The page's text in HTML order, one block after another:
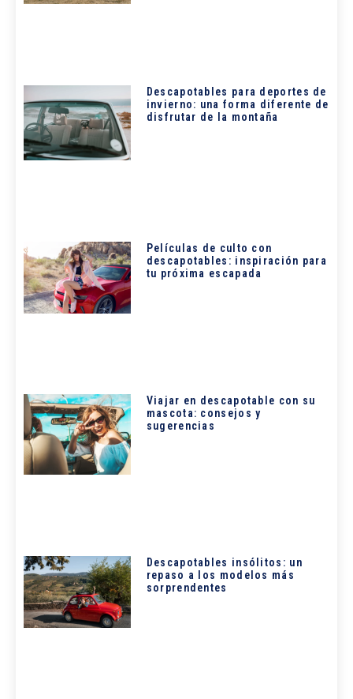
Descapotables para deportes de
invierno: una forma diferente de
disfrutar de la montaña
Películas de culto con
descapotables: inspiración para
tu próxima escapada
Viajar en descapotable con su
mascota: consejos y
sugerencias
Descapotables insólitos: un
repaso a los modelos más
sorprendentes